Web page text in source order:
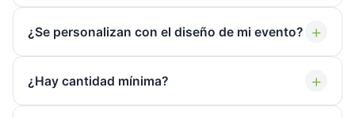
¿Se personalizan con el diseño de mi evento? +
¿Hay cantidad mínima? +